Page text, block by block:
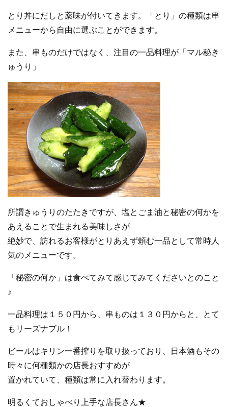
とり丼にだしと薬味が付いてきます。「とり」の種類は串
メニューから自由に選ぶことができます。
また、串ものだけではなく、注目の一品料理が「マル秘き
ゅうり」
所謂きゅうりのたたきですが、塩とごま油と秘密の何かを
あえることで生まれる美味しさが
絶妙で、訪れるお客様がとりあえず頼む一品として常時人
気のメニューです。
「秘密の何か」は食べてみて感じてみてくださいとのこと
♪
一品料理は１５０円から、串ものは１３０円からと、とて
もリーズナブル！
ビールはキリン一番搾りを取り扱っており、日本酒もその
時々に何種類かの店長おすすめが
置かれていて、種類は常に入れ替わります。
明るくておしゃべり上手な店長さん★